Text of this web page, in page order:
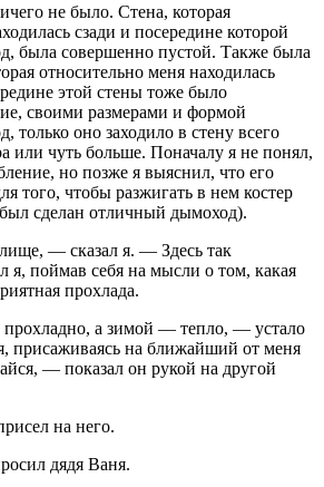
не было. Стена, которая
сзади и посередине которой
была совершенно пустой. Также была
относительно меня находилась
этой стены тоже было
своими размерами и формой
только оно заходило в стену всего
или чуть больше. Поначалу я не понял,
но позже я выяснил, что его
того, чтобы разжигать в нем костер
сделан отличный дымоход).
— сказал я. — Здесь так
я, поймав себя на мысли о том, какая
прохлада.
прохладно, а зимой — тепло, — устало
присаживаясь на ближайший от меня
— показал он рукой на другой
на него.
дядя Ваня.